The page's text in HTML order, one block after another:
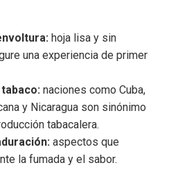
hoja lisa y sin
una experiencia de primer
naciones como Cuba,
y Nicaragua son sinónimo
tabacalera.
aspectos que
la fumada y el sabor.